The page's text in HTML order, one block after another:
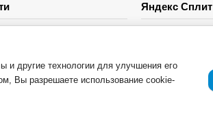
информация
Яндекс Сплит
и другие технологии для улучшения его
Вы разрешаете использование cookie-